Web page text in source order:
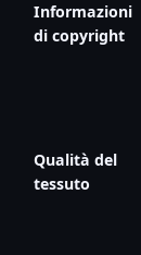
Informazioni
di copyright
Qualità del
tessuto